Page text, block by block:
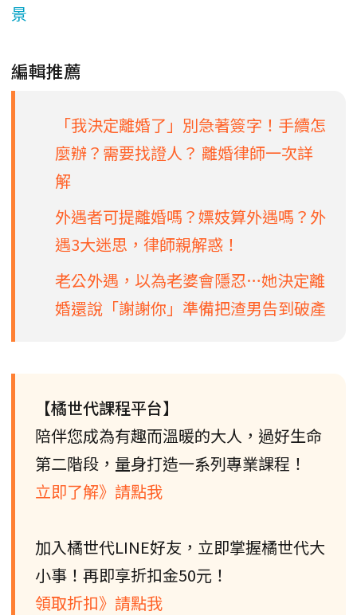
景
編輯推薦
「我決定離婚了」別急著簽字！手續怎
麼辦？需要找證人？ 離婚律師一次詳
解
外遇者可提離婚嗎？嫖妓算外遇嗎？外
遇3大迷思，律師親解惑！
老公外遇，以為老婆會隱忍…她決定離
婚還說「謝謝你」準備把渣男告到破產
【橘世代課程平台】
陪伴您成為有趣而溫暖的大人，過好生命
第二階段，量身打造一系列專業課程！
立即了解》請點我
加入橘世代LINE好友，立即掌握橘世代大
小事！再即享折扣金50元！
領取折扣》請點我